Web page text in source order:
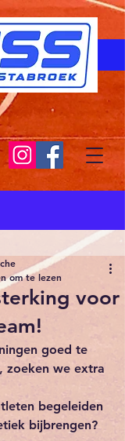
voor
om te lezen
goed te
zoeken we extra
begeleiden
bijbrengen?